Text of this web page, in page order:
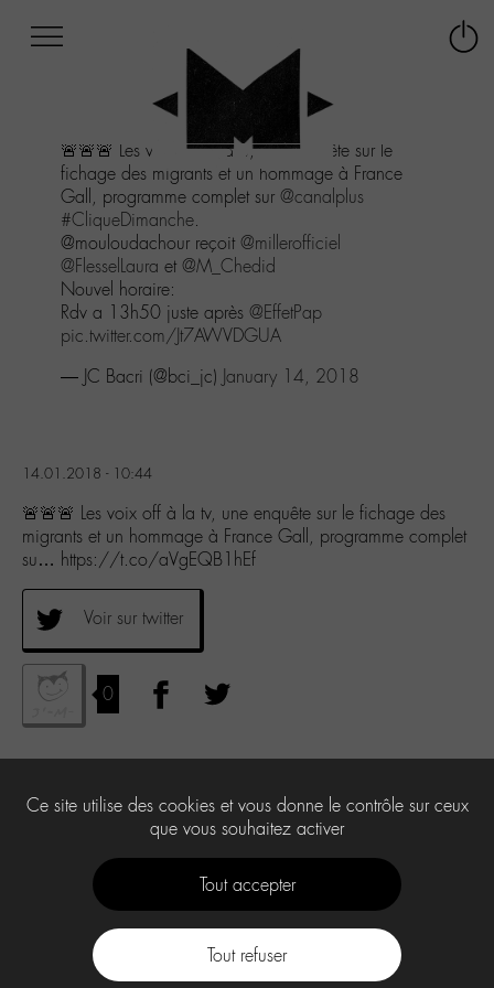
menu
Aller
contenu
Aller
recherche
🚨🚨🚨 Les voix off à la tv, une enquête sur le
fichage des migrants et un hommage à France
Gall, programme complet sur @canalplus
#CliqueDimanche.
@mouloudachour reçoit @millerofficiel
@FlesselLaura et @M_Chedid
Nouvel horaire:
Rdv a 13h50 juste après @EffetPap
pic.twitter.com/Jt7AWVDGUA
— JC Bacri (@bci_jc) January 14, 2018
14.01.2018 - 10:44
🚨🚨🚨 Les voix off à la tv, une enquête sur le fichage des
migrants et un hommage à France Gall, programme complet
su… https://t.co/aVgEQB1hEf
Voir sur twitter
0
Ce site utilise des cookies et vous donne le contrôle sur ceux
que vous souhaitez activer
Tout accepter
Tout refuser